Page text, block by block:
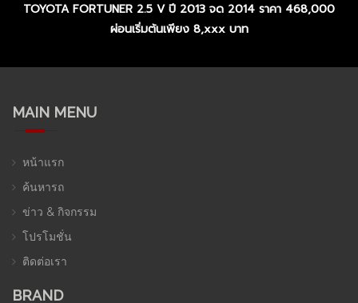
TOYOTA FORTUNER 2.5 V ปี 2013 จด 2014 ราคา 468,000
ผ่อนเริ่มต้นเพียง 8,xxx บาท
MAIN MENU
หน้าแรก
ค้นหารถ
ข่าว & กิจกรรม
โปรโมชั่น
ติดต่อเรา
BRAND